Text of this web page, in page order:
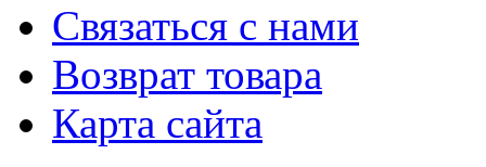
Связаться с нами
Возврат товара
Карта сайта